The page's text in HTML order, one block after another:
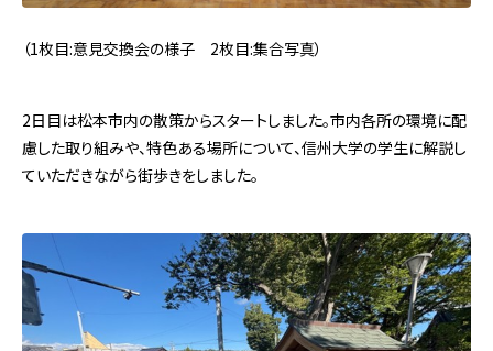
（1枚目:意見交換会の様子 2枚目:集合写真）
2日目は松本市内の散策からスタートしました。市内各所の環境に配
慮した取り組みや、特色ある場所について、信州大学の学生に解説し
ていただきながら街歩きをしました。